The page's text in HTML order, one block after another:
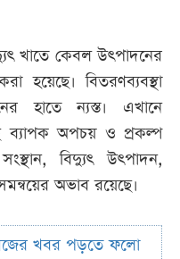
খাতে কেবল উৎপাদনের
হয়েছে। বিতরণব্যবস্থা
হাতে ন্যস্ত। এখানে
ব্যাপক অপচয় ও প্রকল্প
সংস্থান, বিদ্যুৎ উৎপাদন,
অভাব রয়েছে।
খবর পড়তে ফলো